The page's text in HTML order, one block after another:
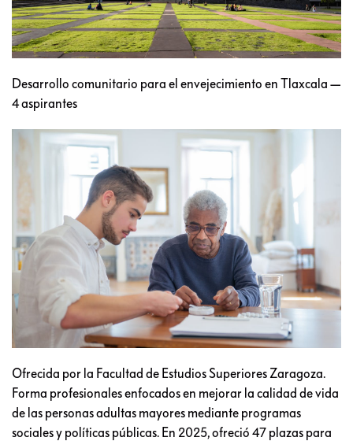
Desarrollo comunitario para el envejecimiento en Tlaxcala —
4 aspirantes
Ofrecida por la Facultad de Estudios Superiores Zaragoza.
Forma profesionales enfocados en mejorar la calidad de vida
de las personas adultas mayores mediante programas
sociales y políticas públicas. En 2025, ofreció 47 plazas para